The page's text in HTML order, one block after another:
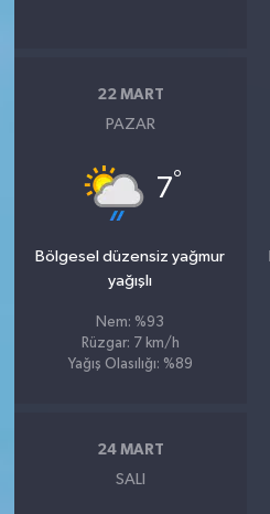
22 MART
PAZAR
7°
Bölgesel düzensiz yağmur
yağışlı
Nem: %93
Rüzgar: 7 km/h
Yağış Olasılığı: %89
24 MART
SALI